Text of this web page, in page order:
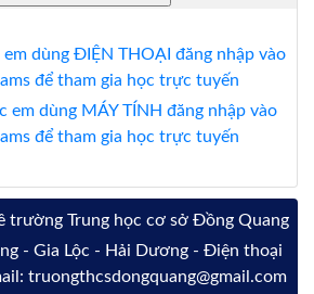
em dùng ĐIỆN THOẠI đăng nhập vào
để tham gia học trực tuyến
em dùng MÁY TÍNH đăng nhập vào
để tham gia học trực tuyến
trường Trung học cơ sở Đồng Quang
- Gia Lộc - Hải Dương - Điện thoại
truongthcsdongquang@gmail.com